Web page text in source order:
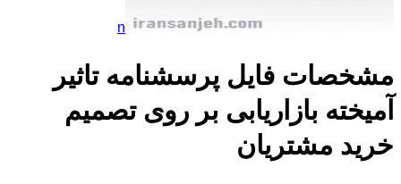
n
مشخصات فایل پرسشنامه تاثیر
آمیخته بازاریابی بر روی تصمیم
خرید مشتریان